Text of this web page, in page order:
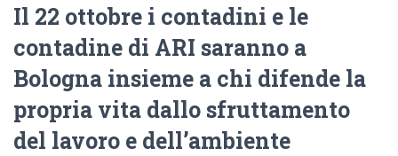
Il 22 ottobre i contadini e le
contadine di ARI saranno a
Bologna insieme a chi difende la
propria vita dallo sfruttamento
del lavoro e dell’ambiente